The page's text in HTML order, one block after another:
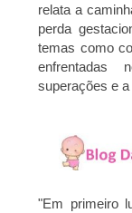
relata a
perda
temas como
enfrentadas
superações e
"Em primeiro